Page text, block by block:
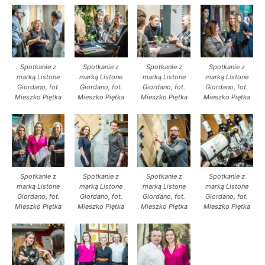
Spotkanie z
marką Listone
Giordano, fot.
Mieszko Piętka
Spotkanie z
marką Listone
Giordano, fot.
Mieszko Piętka
Spotkanie z
marką Listone
Giordano, fot.
Mieszko Piętka
Spotkanie z
marką Listone
Giordano, fot.
Mieszko Piętka
Spotkanie z
marką Listone
Giordano, fot.
Mieszko Piętka
Spotkanie z
marką Listone
Giordano, fot.
Mieszko Piętka
Spotkanie z
marką Listone
Giordano, fot.
Mieszko Piętka
Spotkanie z
marką Listone
Giordano, fot.
Mieszko Piętka